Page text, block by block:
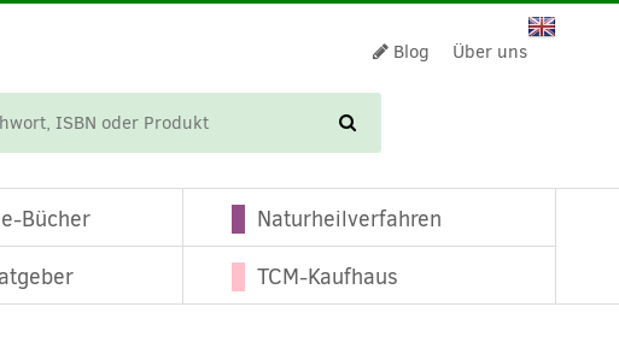
Blog Über uns
Bücher
Naturheilverfahren
TCM-Kaufhaus